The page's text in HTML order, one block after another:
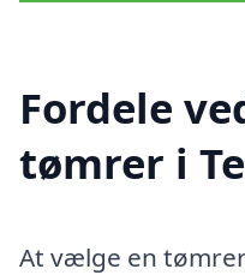
Fordele
tømrer i
At vælge en